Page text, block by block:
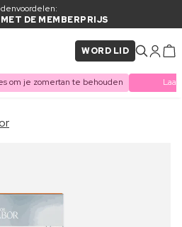
DE MEMBERPRIJS
WORD LID
om je zomertan te behouden
AAN